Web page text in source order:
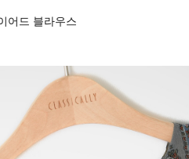
어드 블라우스